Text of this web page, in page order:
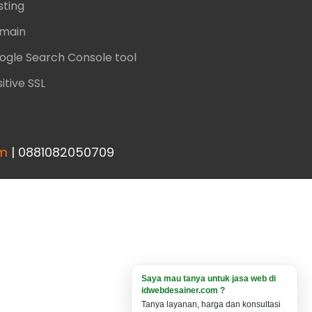
Search Console tool
SSL
| 0881082050709
Saya mau tanya untuk jasa web di
idwebdesainer.com ?
Tanya layanan, harga dan konsultasi